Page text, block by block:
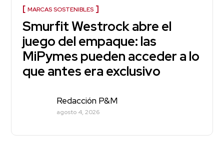
MARCAS SOSTENIBLES
Smurfit Westrock abre el
juego del empaque: las
MiPymes pueden acceder a lo
que antes era exclusivo
Redacción P&M
agosto 4, 2026